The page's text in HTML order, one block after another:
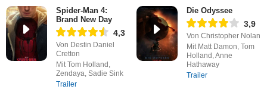
Spider-Man 4:
Brand New Day
4,3
Von Destin Daniel
Cretton
Mit Tom Holland,
Zendaya, Sadie Sink
Trailer
Die Odyssee
3,9
Von Christopher Nolan
Mit Matt Damon, Tom
Holland, Anne
Hathaway
Trailer